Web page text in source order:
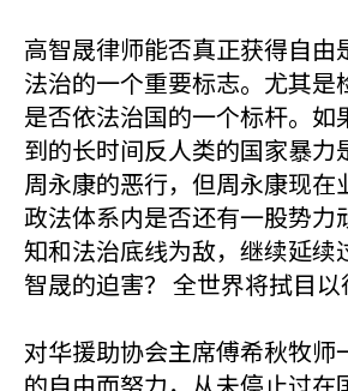
高智晟律师能否真正获得自由
法治的一个重要标志。尤其是
是否依法治国的一个标杆。如
到的长时间反人类的国家暴力
周永康的恶行，但周永康现在
政法体系内是否还有一股势力
知和法治底线为敌，继续延续
智晟的迫害？ 全世界将拭目以
对华援助协会主席傅希秋牧师